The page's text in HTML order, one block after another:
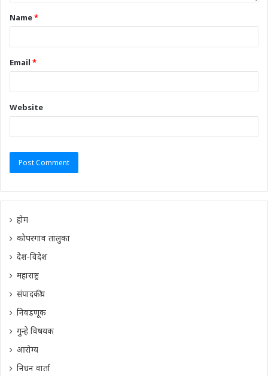
Name*
Email *
Website
होम
कोपरगाव तालुका
देश-विदेश
महाराष्ट्र
संपादकीय
निवडणूक
गुन्हे विषयक
आरोग्य
निधन वार्ता